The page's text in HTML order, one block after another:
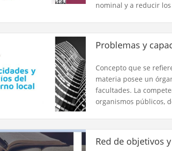
nominal y a reducir
Problemas y
Concepto que se
materia posee un
facultades. La
organismos públicos,
Red de objetivos